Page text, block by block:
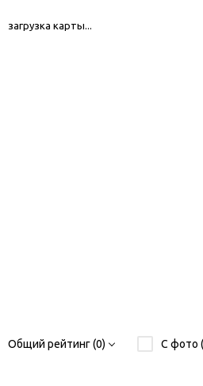
загрузка карты...
Общий рейтинг (0) С фото